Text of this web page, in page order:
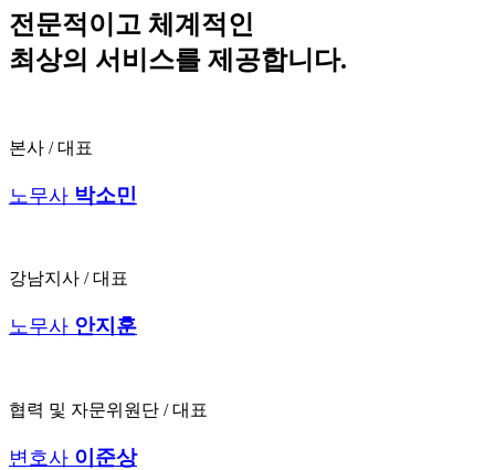
전문적이고 체계적인
최상의 서비스를 제공합니다.
본사 / 대표
노무사 박소민
강남지사 / 대표
노무사 안지훈
협력 및 자문위원단 / 대표
변호사 이준상